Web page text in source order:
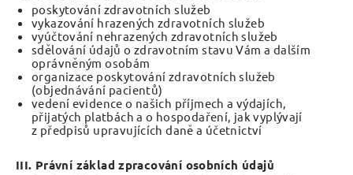
poskytování zdravotních služeb
vykazování hrazených zdravotních služeb
vyúčtování nehrazených zdravotních služeb
sdělování údajů o zdravotním stavu Vám a dalším
oprávněným osobám
organizace poskytování zdravotních služeb
(objednávání pacientů)
vedení evidence o našich příjmech a výdajích,
přijatých platbách a o hospodaření, jak vyplývají
z předpisů upravujících daně a účetnictví
III. Právní základ zpracování osobních údajů